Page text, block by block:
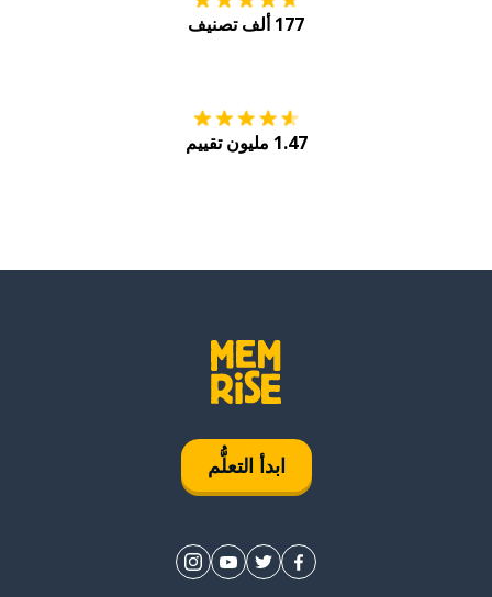
177 ألف تصنيف
1.47 مليون تقييم
ابدأ التعلُّم